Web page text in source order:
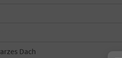
Dach